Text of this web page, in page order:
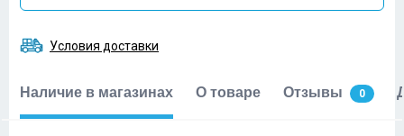
Условия доставки
Наличие в магазинах О товаре Отзывы 0